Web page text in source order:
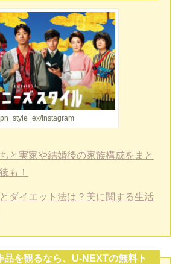
Instagram
と実家や結婚後の家族構成をまと
も！
ダイエット法は？美に関する生活
品を観るなら、U-NEXTの無料ト